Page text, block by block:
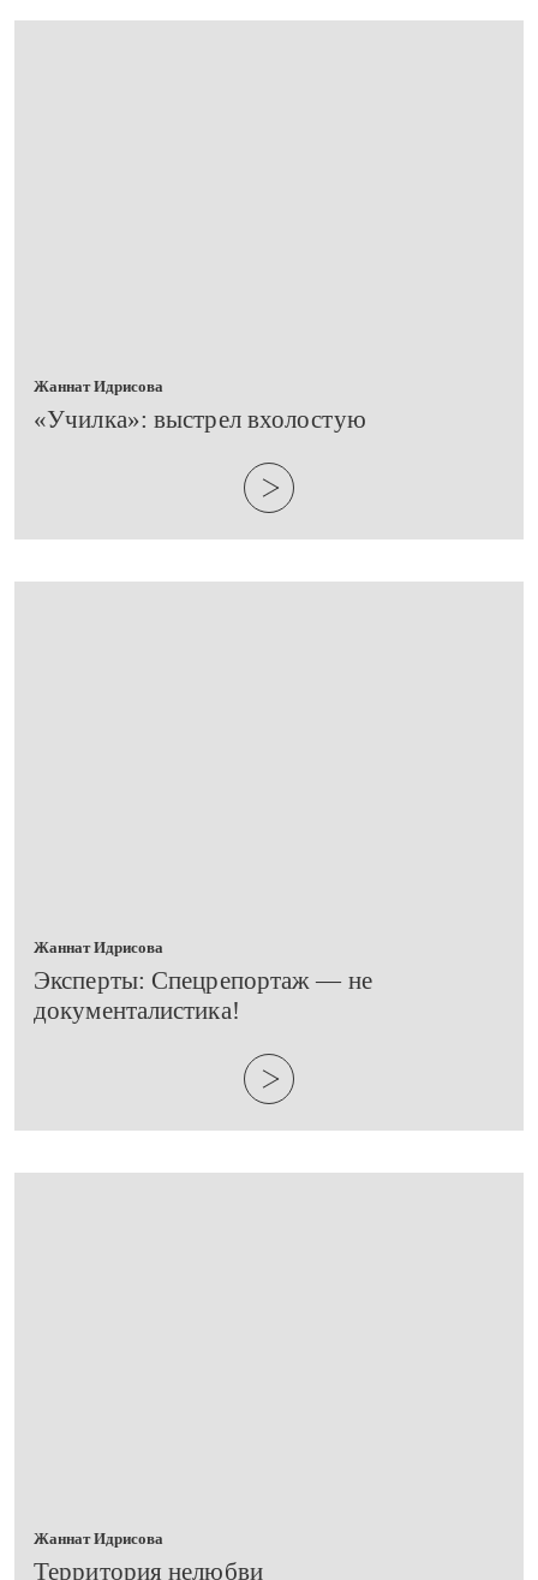
Жаннат Идрисова
​«Училка»: выстрел вхолостую
Жаннат Идрисова
Эксперты: Спецрепортаж — не
документалистика!
Жаннат Идрисова
Территория нелюбви